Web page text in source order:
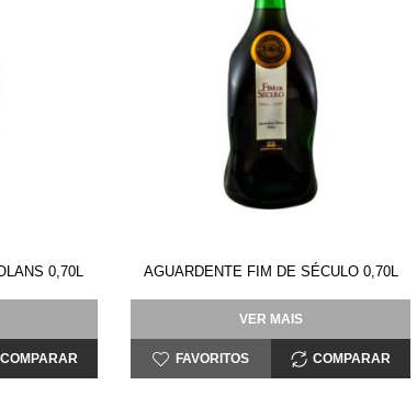
0,70L
COMPARAR
AGUARDENTE FIM DE SÉCULO 0,70L
VER MAIS
FAVORITOS COMPARAR